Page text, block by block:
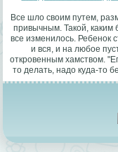
Все шло своим путем,
привычным. Такой, каким
все изменилось. Ребенок
и вся, и на любое
откровенным хамством.
то делать, надо куда-то